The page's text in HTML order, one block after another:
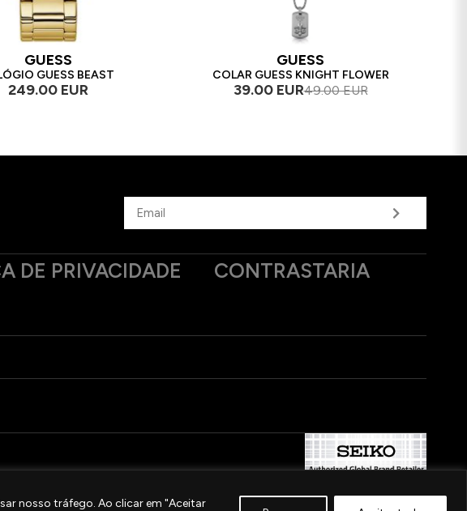
nosso tráfego. Ao clicar em "Aceitar
GUESS
GUESS BEAST
249.00 EUR
GUESS
COLAR GUESS KNIGHT FLOWER
39.00 EUR49.00 EUR
DE PRIVACIDADE
CONTRASTARIA